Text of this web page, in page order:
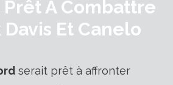
À Combattre
Davis Et Canelo
serait prêt à affronter